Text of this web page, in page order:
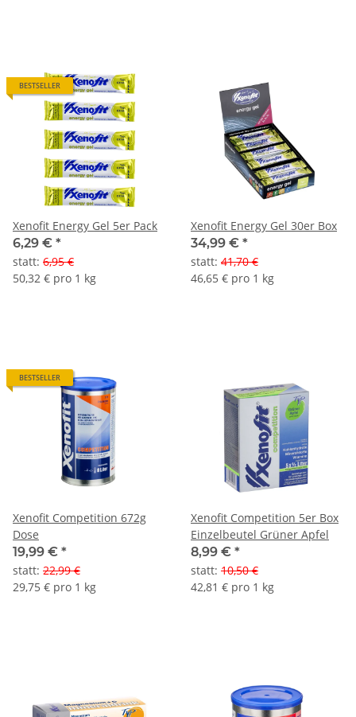
BESTSELLER
Xenofit Energy Gel 5er Pack
6,29 € *
statt: 6,95 €
50,32 € pro 1 kg
Xenofit Energy Gel 30er Box
34,99 € *
statt: 41,70 €
46,65 € pro 1 kg
BESTSELLER
Xenofit Competition 672g
Dose
19,99 € *
statt: 22,99 €
29,75 € pro 1 kg
Xenofit Competition 5er Box
Einzelbeutel Grüner Apfel
8,99 € *
statt: 10,50 €
42,81 € pro 1 kg